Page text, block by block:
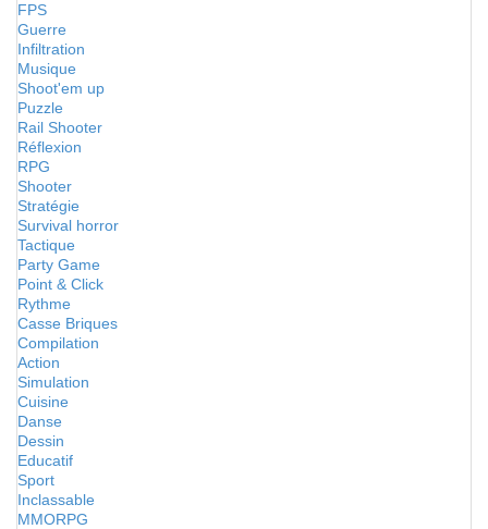
FPS
Guerre
Infiltration
Musique
Shoot'em up
Puzzle
Rail Shooter
Réflexion
RPG
Shooter
Stratégie
Survival horror
Tactique
Party Game
Point & Click
Rythme
Casse Briques
Compilation
Action
Simulation
Cuisine
Danse
Dessin
Educatif
Sport
Inclassable
MMORPG